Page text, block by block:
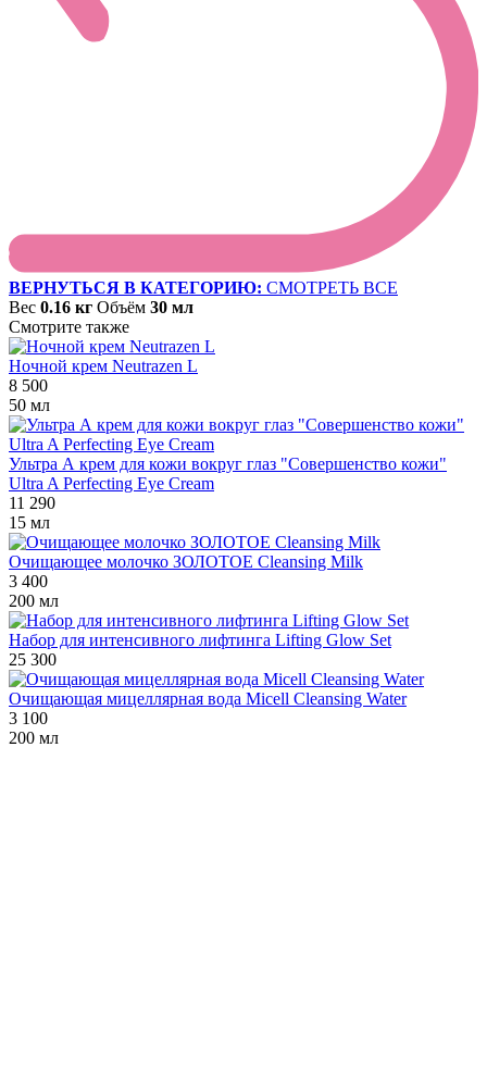
ВЕРНУТЬСЯ В КАТЕГОРИЮ: СМОТРЕТЬ ВСЕ
Вес 0.16 кг Объём 30 мл
Смотрите также
Ночной крем Neutrazen L
8 500
50 мл
Ультра А крем для кожи вокруг глаз "Совершенство кожи"
Ultra A Perfecting Eye Cream
11 290
15 мл
Очищающее молочко ЗОЛОТОЕ Cleansing Milk
3 400
200 мл
Набор для интенсивного лифтинга Lifting Glow Set
25 300
Очищающая мицеллярная вода Micell Cleansing Water
3 100
200 мл